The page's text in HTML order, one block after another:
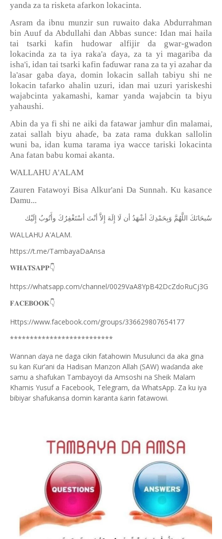
yanda za ta risketa afarkon lokacinta.
Asram da ibnu munzir sun ruwaito daka Abdurrahman
bin Auuf da Abdullahi dan Abbas sunce: Idan mai haila
tai tsarki kafin hudowar alfijir da gwar-gwadon
lokacinda za ta iya raka'a ɗaya, za ta yi magariba da
isha'i, idan tai tsarki kafin faɗuwar rana za ta yi azahar da
la'asar gaba ɗaya, domin lokacin sallah tabiyu shi ne
lokacin tafarko ahalin uzuri, idan mai uzuri yariskeshi
wajabcinta yakamashi, kamar yanda wajabcin ta biyu
yahaushi.
Abin da ya fi shi ne aiki da fatawar jamhur ɗin malamai,
zatai sallah biyu ahaɗe, ba zata rama dukkan sallolin
wuni ba, idan kuma tarama iya wacce tariski lokacinta
Ana fatan babu komai akanta.
WALLAHU A'ALAM
Zauren Fatawoyi Bisa Alkur'ani Da Sunnah. Ku kasance
Damu...
ﺳُﺒﺤَﺎﻧَﻚَ ﺍﻟﻠَّﻬُﻢَّ ﻭَﺑِﺤَﻤْﺪِﻙَ ﺃﺷْﻬَﺪُ ﺃﻥ ﻟَﺎ ﺇِﻟَﻪَ ﺇِﻻَّ ﺃﻧْﺖَ ﺃﺳْﺘَﻐْﻔِﺮُﻙَ ﻭﺃَﺗُﻮﺏُ ﺇِﻟَﻴْﻚ
WALLAHU A'ALAM.
https://t.me/TambayaDaAnsa
𝐖𝐇𝐀𝐓𝐒𝐀𝐏𝐏👇
https://whatsapp.com/channel/0029VaA8YpB42DcZdoRuCj3G
𝐅𝐀𝐂𝐄𝐁𝐎𝐎𝐊👇
Https://www.facebook.com/groups/336629807654177
**************************
Wannan ɗaya ne daga cikin fatahowin Musulunci da aka gina
su kan Ƙur’ani da Hadisan Manzon Allah (SAW) waɗanda ake
samu a shafukan Tambayoyi da Amsoshi na Sheik Malam
Khamis Yusuf a Facebook, Telegram, da WhatsApp. Za ku iya
bibiyar shafukansa domin karanta ƙarin fatawowi.